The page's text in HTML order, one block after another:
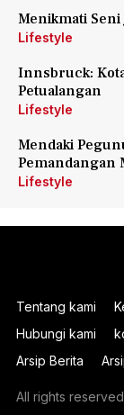
Menikmati
Lifestyle
Innsbruck:
Petualangan
Lifestyle
Mendaki
Pemandangan
Lifestyle
Tentang kami
Hubungi kami
Arsip Berita
All rights